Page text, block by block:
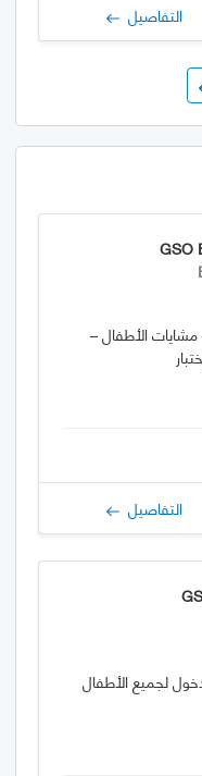
التفاصيل
GSO
مشايات الأطفال –
التفاصيل
لجميع الأطفال